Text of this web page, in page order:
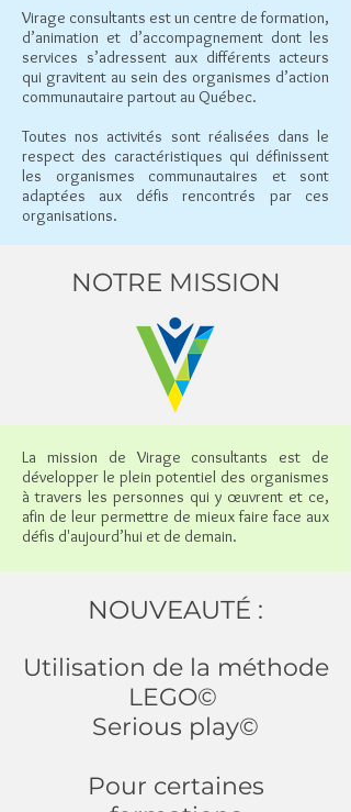
Virage consultants est un centre de formation,
d’animation et d’accompagnement dont les
services s’adressent aux différents acteurs
qui gravitent au sein des organismes d’action
communautaire partout au Québec.
Toutes nos activités sont réalisées dans le
respect des caractéristiques qui définissent
les organismes communautaires et sont
adaptées aux défis rencontrés par ces
organisations.
NOTRE MISSION
La mission de Virage consultants est de
développer le plein potentiel des organismes
à travers les personnes qui y œuvrent et ce,
afin de leur permettre de mieux faire face aux
défis d'aujourd’hui et de demain.
NOUVEAUTÉ :
Utilisation de la méthode
LEGO©
Serious play©
Pour certaines